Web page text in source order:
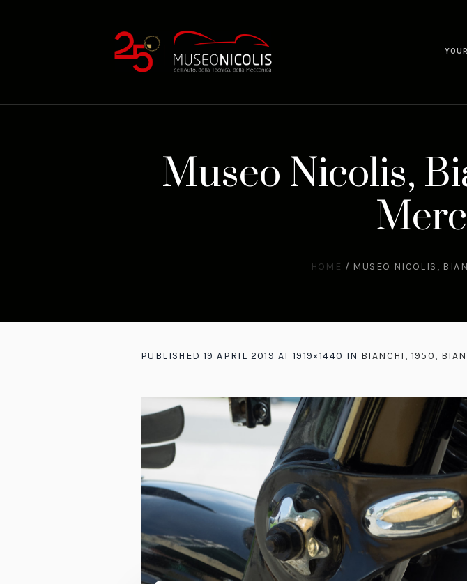
Museo Nicolis,
HOME / MUSEO NICOLIS,
PUBLISHED 19 APRIL 2019 AT 1919×1440 IN BIANCHI, 1950,